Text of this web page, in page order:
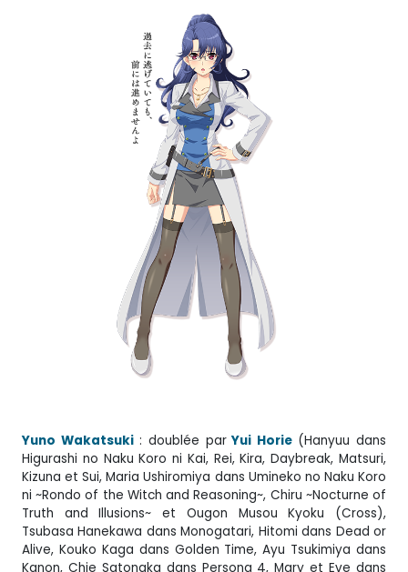
Yuno Wakatsuki: doublée parYui Horie(Hanyuu dans
Higurashi no Naku Koro ni Kai, Rei, Kira, Daybreak, Matsuri,
Kizuna et Sui, Maria Ushiromiya dans Umineko no Naku Koro
ni ~Rondo of the Witch and Reasoning~, Chiru ~Nocturne of
Truth and Illusions~ et Ougon Musou Kyoku (Cross),
Tsubasa Hanekawa dans Monogatari, Hitomi dans Dead or
Alive, Kouko Kaga dans Golden Time, Ayu Tsukimiya dans
Kanon, Chie Satonaka dans Persona 4, Mary et Eve dans